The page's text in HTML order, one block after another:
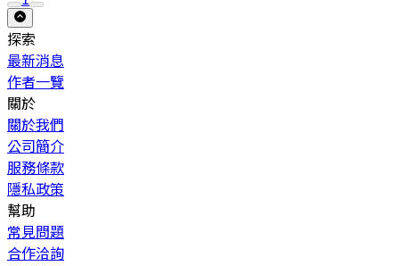
探索
最新消息
作者一覽
關於
關於我們
公司簡介
服務條款
隱私政策
幫助
常見問題
合作洽詢